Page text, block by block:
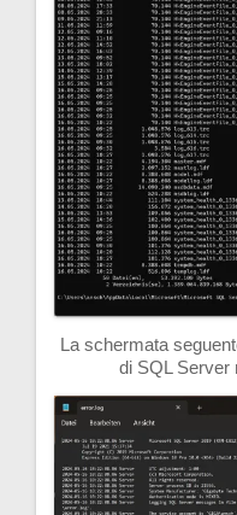
La schermata
di SQL Server